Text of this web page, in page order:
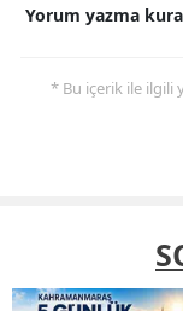
Yorum yazma
* Bu içerik ile ilgili